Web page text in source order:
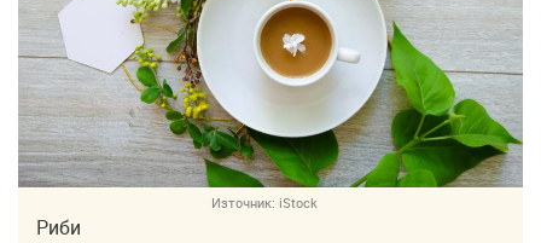
Източник: iStock
Риби